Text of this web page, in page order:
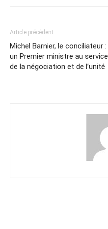
Article précédent
Michel Barnier, le conciliateur :
un Premier ministre au service
de la négociation et de l’unité